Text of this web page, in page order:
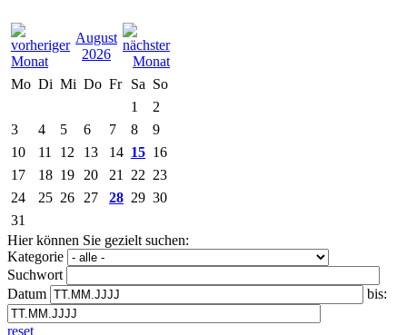
August
2026
Mo Di Mi Do Fr Sa So
1
2
3
4 5 6 7 8
9
10
11 12 13 14 15 16
17
18 19 20 21 22 23
24
25 26 27 28 29 30
31
Hier können Sie gezielt suchen:
Kategorie
Suchwort
Datum
bis:
reset